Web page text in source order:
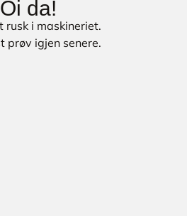
Oi da!
rusk i maskineriet.
prøv igjen senere.